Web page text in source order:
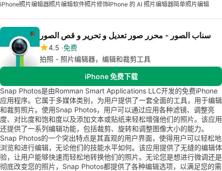
iPhone照片编辑器照片编辑软件照片修饰IPhone 的 AI 照片编辑器简单照片编辑
سناب الصور - محرر صور تعديل و تحرير و قص الصور
4.5 免费
拍照 - 照片编辑器，编辑和裁剪工具
iPhone 免费下载
Snap Photos是由Romman Smart Applications LLC开发的免费iPhone
应用程序。它属于多媒体类别，为用户提供了一套全面的工具，用于编辑
和裁剪照片。使用Snap Photos，用户可以通过应用各种滤镜、调整亮
度、对比度和饱和度以及添加文本或贴纸来轻松增强他们的照片。该应用
还提供了一系列编辑功能，包括裁剪、旋转和调整图像大小的能力。
Snap Photos的一个突出特点是其直观的用户界面，使得用户可以轻松地
浏览和进行编辑，无论他们的技能水平如何。该应用提供了无缝的编辑体
验，让用户能够快速而轻松地转换他们的照片。无论您是想进行微调还是
彻底改变您的照片，Snap Photos都提供了各种编辑选项，以满足您的需